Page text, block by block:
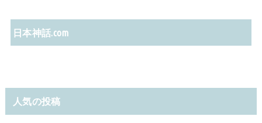
日本神話.com
人気の投稿